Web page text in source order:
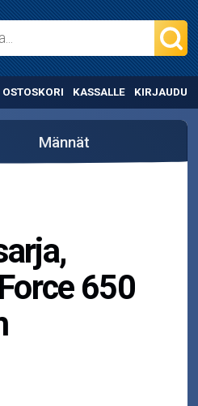
OSTOSKORI KASSALLE KIRJAUDU
Männät
650